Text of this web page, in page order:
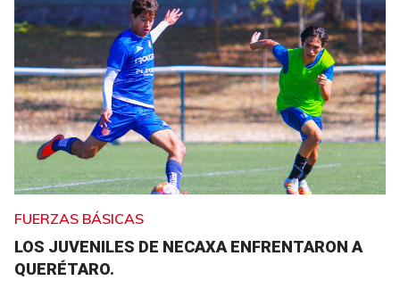
FUERZAS BÁSICAS
LOS JUVENILES DE NECAXA ENFRENTARON A
QUERÉTARO.